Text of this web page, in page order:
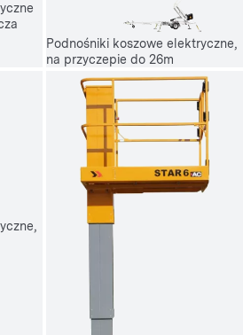
Podnośniki koszowe elektryczne,
na przyczepie do 26m